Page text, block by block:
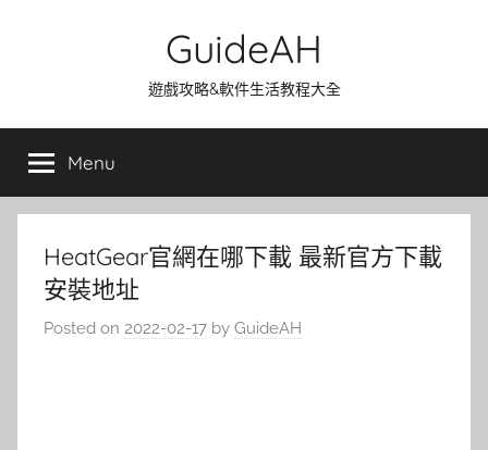
GuideAH
遊戲攻略&軟件生活教程大全
Menu
HeatGear官網在哪下載 最新官方下載
安裝地址
Posted on 2022-02-17 by GuideAH